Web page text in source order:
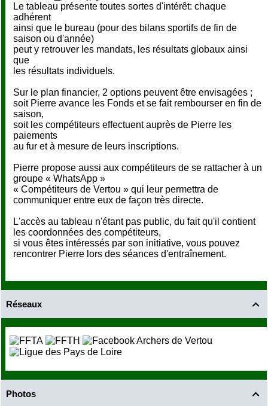
Le tableau présente toutes sortes d'intérêt: chaque
adhérent
ainsi que le bureau (pour des bilans sportifs de fin de
saison ou d'année)
peut y retrouver les mandats, les résultats globaux ainsi
que
les résultats individuels.
Sur le plan financier, 2 options peuvent être envisagées ;
soit Pierre avance les Fonds et se fait rembourser en fin de
saison,
soit les compétiteurs effectuent auprès de Pierre les
paiements
au fur et à mesure de leurs inscriptions.
Pierre propose aussi aux compétiteurs de se rattacher à un
groupe « WhatsApp »
« Compétiteurs de Vertou » qui leur permettra de
communiquer entre eux de façon très directe.
L'accès au tableau n'étant pas public, du fait qu'il contient
les coordonnées des compétiteurs,
si vous êtes intéressés par son initiative, vous pouvez
rencontrer Pierre lors des séances d'entraînement.

Réseaux

Photos